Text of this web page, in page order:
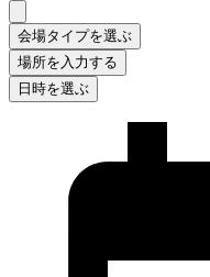
会場タイプを選ぶ
場所を入力する
日時を選ぶ